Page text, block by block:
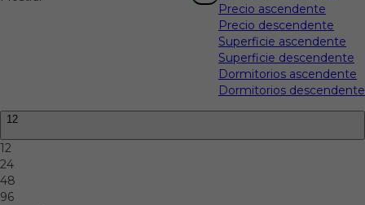
Precio ascendente
Precio descendente
Superficie ascendente
Superficie descendente
Dormitorios ascendente
Dormitorios descendente
12
12
24
48
96